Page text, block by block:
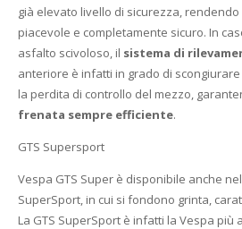
già elevato livello di sicurezza,
piacevole e completamente sicuro. In
asfalto scivoloso, il sistema di
anteriore è infatti in grado di
la perdita di controllo del mezzo,
frenata sempre efficiente.
GTS Supersport
Vespa GTS Super è disponibile anche
SuperSport, in cui si fondono grinta,
La GTS SuperSport è infatti la Vespa più